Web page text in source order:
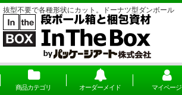
抜型不要で各種形状にカット。ドーナツ型ダンボール
商品カテゴリ オーダーメイド マイページ